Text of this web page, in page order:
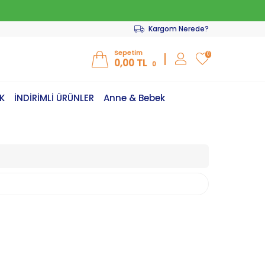
Kargom Nerede?
Sepetim
0,00 TL 0
0
İNDİRİMLİ ÜRÜNLER Anne & Bebek